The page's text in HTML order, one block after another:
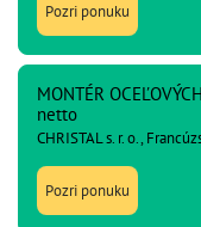
Pozri ponuku
MONTÉR
netto
CHRISTAL s. r. o.,
Pozri ponuku